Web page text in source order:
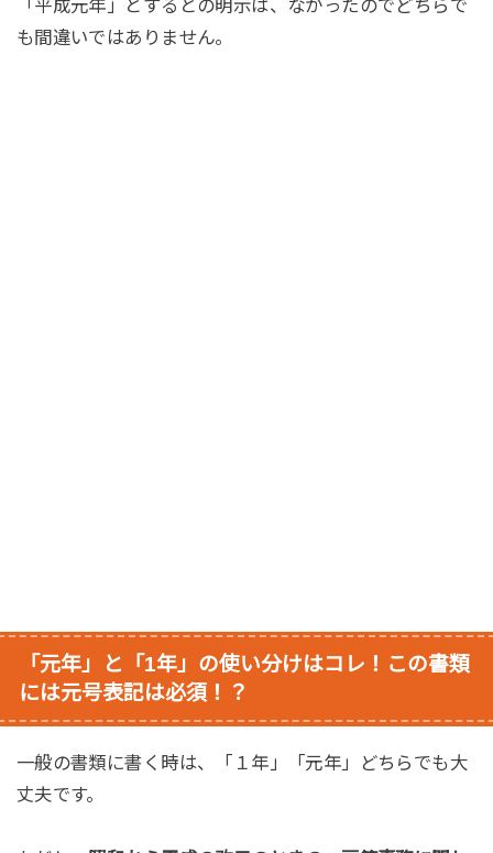
「平成元年」とするとの明示は、なかったのでどちらで
も間違いではありません。
「元年」と「1年」の使い分けはコレ！この書類
には元号表記は必須！？
一般の書類に書く時は、「１年」「元年」どちらでも大
丈夫です。